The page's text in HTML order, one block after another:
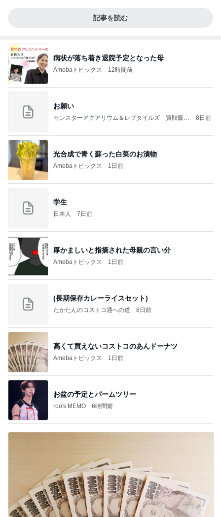
記事を読む
病状が落ち着き退院予定となった母
Amebaトピックス 12時間前
お願い
モンスターアクアリウム＆レプタイルズ 買取販売
8日前
光合成で青く蘇った白菜のお漬物
Amebaトピックス 1日前
学生
日本人 7日前
厚かましいと指摘された母親の言い分
Amebaトピックス 1日前
(長期保存カレーライスセット)
たかたんのコストコ通への道 8日前
高くて買えないコストコのあんドーナツ
Amebaトピックス 1日前
お盆の予定とパームツリー
roo's MEMO 6時間前